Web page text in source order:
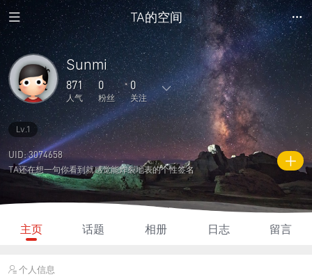
TA的空间
Sunmi
871
人气
0
粉丝
0
关注
3
主题
0
回复
0
日志
0
相册
0
好友
0 0
关注
0
说说
871
人气 积分
Lv.1
UID: 3074658
TA还在想一句你看到就感觉能炸裂地表的个性签名
主页 话题 相册 日志 留言
个人信息